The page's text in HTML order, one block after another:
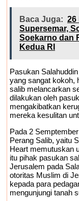
Baca Juga: 26
Supersemar,
Soekarno dan
Kedua RI
Pasukan
yang sangat kokoh,
salib melancarkan
dilakukan oleh
mengakibatkan
mereka kesulitan
Pada 2
Perang Salib, yaitu
Heart memutuskan
itu pihak pasukan
Jerusalem pada
otoritas Muslim di
kepada para
mengunjungi tanah